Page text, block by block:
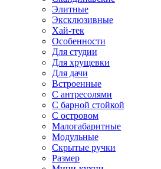
Элитные
Эксклюзивные
Хай-тек
Особенности
Для студии
Для хрущевки
Для дачи
Встроенные
С антресолями
С барной стойкой
С островом
Малогабаритные
Модульные
Скрытые ручки
Размер